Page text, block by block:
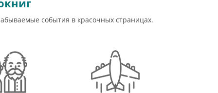
события в красочных страницах.